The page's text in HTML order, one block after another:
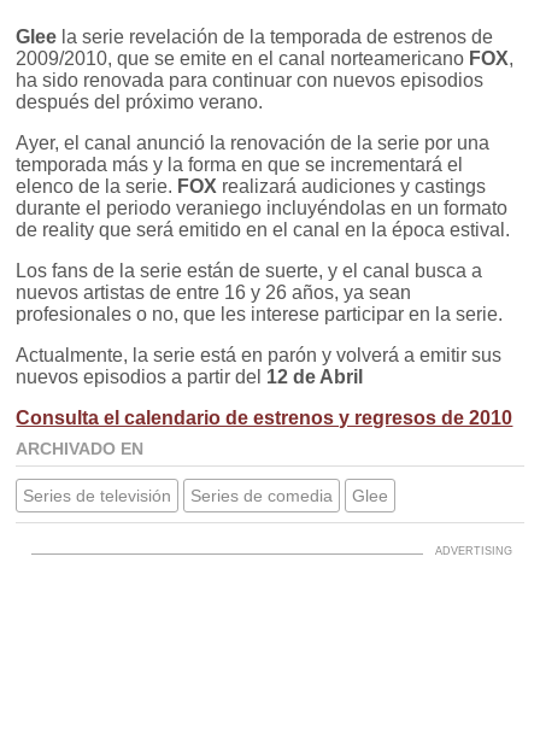
Glee la serie revelación de la temporada de estrenos de
2009/2010, que se emite en el canal norteamericano FOX,
ha sido renovada para continuar con nuevos episodios
después del próximo verano.
Ayer, el canal anunció la renovación de la serie por una
temporada más y la forma en que se incrementará el
elenco de la serie. FOX realizará audiciones y castings
durante el periodo veraniego incluyéndolas en un formato
de reality que será emitido en el canal en la época estival.
Los fans de la serie están de suerte, y el canal busca a
nuevos artistas de entre 16 y 26 años, ya sean
profesionales o no, que les interese participar en la serie.
Actualmente, la serie está en parón y volverá a emitir sus
nuevos episodios a partir del 12 de Abril
Consulta el calendario de estrenos y regresos de 2010
ARCHIVADO EN
Series de televisión Series de comedia Glee